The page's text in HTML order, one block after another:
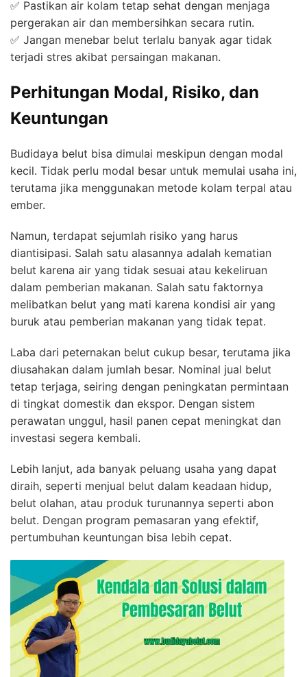
✅ Pastikan air kolam tetap sehat dengan menjaga
pergerakan air dan membersihkan secara rutin.
✅ Jangan menebar belut terlalu banyak agar tidak
terjadi stres akibat persaingan makanan.
Perhitungan Modal, Risiko, dan
Keuntungan
Budidaya belut bisa dimulai meskipun dengan modal
kecil. Tidak perlu modal besar untuk memulai usaha ini,
terutama jika menggunakan metode kolam terpal atau
ember.
Namun, terdapat sejumlah risiko yang harus
diantisipasi. Salah satu alasannya adalah kematian
belut karena air yang tidak sesuai atau kekeliruan
dalam pemberian makanan. Salah satu faktornya
melibatkan belut yang mati karena kondisi air yang
buruk atau pemberian makanan yang tidak tepat.
Laba dari peternakan belut cukup besar, terutama jika
diusahakan dalam jumlah besar. Nominal jual belut
tetap terjaga, seiring dengan peningkatan permintaan
di tingkat domestik dan ekspor. Dengan sistem
perawatan unggul, hasil panen cepat meningkat dan
investasi segera kembali.
Lebih lanjut, ada banyak peluang usaha yang dapat
diraih, seperti menjual belut dalam keadaan hidup,
belut olahan, atau produk turunannya seperti abon
belut. Dengan program pemasaran yang efektif,
pertumbuhan keuntungan bisa lebih cepat.